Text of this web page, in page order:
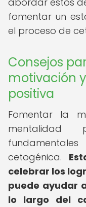
fomentar un
el proceso de
Consejos
motivación
positiva
Fomentar la
mentalidad
cetogénica.
celebrar los
puede ayudar
lo largo del